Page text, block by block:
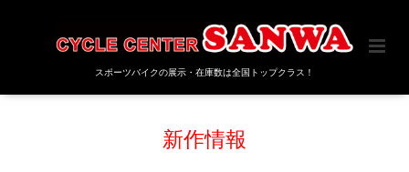
スポーツバイクの展示・在庫数は全国トップクラス！
新作情報